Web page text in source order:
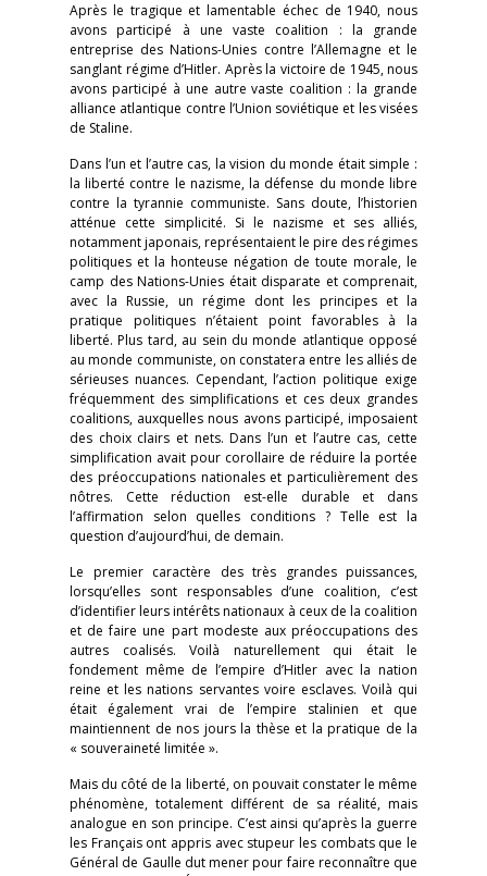
Après le tragique et lamentable échec de 1940, nous
avons participé à une vaste coalition : la grande
entreprise des Nations-Unies contre l’Allemagne et le
sanglant régime d’Hitler. Après la victoire de 1945, nous
avons participé à une autre vaste coalition : la grande
alliance atlantique contre l’Union soviétique et les visées
de Staline.
Dans l’un et l’autre cas, la vision du monde était simple :
la liberté contre le nazisme, la défense du monde libre
contre la tyrannie communiste. Sans doute, l’historien
atténue cette simplicité. Si le nazisme et ses alliés,
notamment japonais, représentaient le pire des régimes
politiques et la honteuse négation de toute morale, le
camp des Nations-Unies était disparate et comprenait,
avec la Russie, un régime dont les principes et la
pratique politiques n’étaient point favorables à la
liberté. Plus tard, au sein du monde atlantique opposé
au monde communiste, on constatera entre les alliés de
sérieuses nuances. Cependant, l’action politique exige
fréquemment des simplifications et ces deux grandes
coalitions, auxquelles nous avons participé, imposaient
des choix clairs et nets. Dans l’un et l’autre cas, cette
simplification avait pour corollaire de réduire la portée
des préoccupations nationales et particulièrement des
nôtres. Cette réduction est-elle durable et dans
l’affirmation selon quelles conditions ? Telle est la
question d’aujourd’hui, de demain.
Le premier caractère des très grandes puissances,
lorsqu’elles sont responsables d’une coalition, c’est
d’identifier leurs intérêts nationaux à ceux de la coalition
et de faire une part modeste aux préoccupations des
autres coalisés. Voilà naturellement qui était le
fondement même de l’empire d’Hitler avec la nation
reine et les nations servantes voire esclaves. Voilà qui
était également vrai de l’empire stalinien et que
maintiennent de nos jours la thèse et la pratique de la
« souveraineté limitée ».
Mais du côté de la liberté, on pouvait constater le même
phénomène, totalement différent de sa réalité, mais
analogue en son principe. C’est ainsi qu’après la guerre
les Français ont appris avec stupeur les combats que le
Général de Gaulle dut mener pour faire reconnaître que